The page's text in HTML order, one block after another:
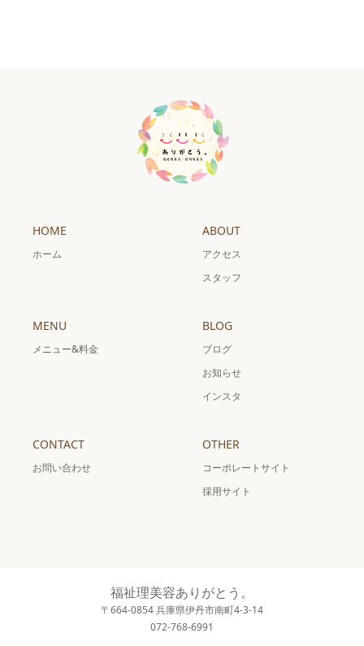
HOME
ホーム
ABOUT
アクセス
スタッフ
MENU
メニュー&料金
BLOG
ブログ
お知らせ
インスタ
CONTACT
お問い合わせ
OTHER
コーポレートサイト
採用サイト
福祉理美容ありがとう。
〒664-0854 兵庫県伊丹市南町4-3-14
072-768-6991